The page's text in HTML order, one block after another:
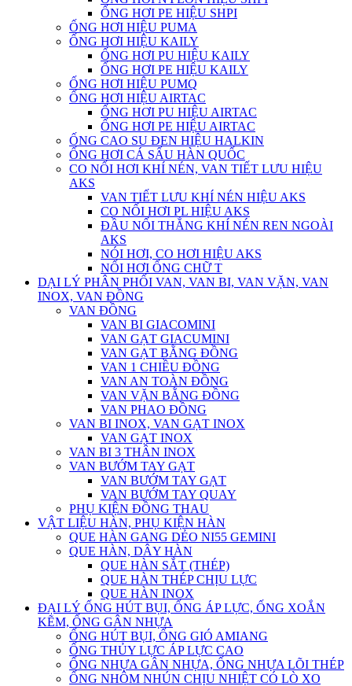
ỐNG HƠI PE HIỆU SHPI
ỐNG HƠI HIỆU PUMA
ỐNG HƠI HIỆU KAILY
ỐNG HƠI PU HIỆU KAILY
ỐNG HƠI PE HIỆU KAILY
ỐNG HƠI HIỆU PUMQ
ỐNG HƠI HIỆU AIRTAC
ỐNG HƠI PU HIỆU AIRTAC
ỐNG HƠI PE HIỆU AIRTAC
ỐNG CAO SU ĐEN HIỆU HALKIN
ỐNG HƠI CÁ SẤU HÀN QUỐC
CO NỐI HƠI KHÍ NÉN, VAN TIẾT LƯU HIỆU
AKS
VAN TIẾT LƯU KHÍ NÉN HIỆU AKS
CO NỐI HƠI PL HIỆU AKS
ĐẦU NỐI THẲNG KHÍ NÉN REN NGOÀI
AKS
NÓI HƠI, CO HƠI HIỆU AKS
NỐI HƠI ỐNG CHỮ T
DẠI LÝ PHÂN PHỐI VAN, VAN BI, VAN VẶN, VAN
INOX, VAN ĐỒNG
VAN ĐỒNG
VAN BI GIACOMINI
VAN GẠT GIACUMINI
VAN GẠT BẰNG ĐỒNG
VAN 1 CHIỀU ĐỒNG
VAN AN TOÀN ĐỒNG
VAN VẶN BẰNG ĐỒNG
VAN PHAO ĐỒNG
VAN BI INOX, VAN GẠT INOX
VAN GẠT INOX
VAN BI 3 THÂN INOX
VAN BƯỚM TAY GẠT
VAN BƯỚM TAY GẠT
VAN BƯỚM TAY QUAY
PHỤ KIỆN ĐỒNG THAU
VẬT LIỆU HÀN, PHỤ KIỆN HÀN
QUE HÀN GANG DẺO NI55 GEMINI
QUE HÀN, DÂY HÀN
QUE HÀN SẮT (THÉP)
QUE HÀN THÉP CHỊU LỰC
QUE HÀN INOX
ĐẠI LÝ ỐNG HÚT BỤI, ỐNG ÁP LỰC, ỐNG XOẮN
KẼM, ỐNG GÂN NHỰA
ỐNG HÚT BỤI, ỐNG GIÓ AMIANG
ỐNG THỦY LỰC ÁP LỰC CAO
ỐNG NHỰA GÂN NHỰA, ỐNG NHỰA LÕI THÉP
ỐNG NHÔM NHÚN CHỊU NHIỆT CÓ LÒ XO